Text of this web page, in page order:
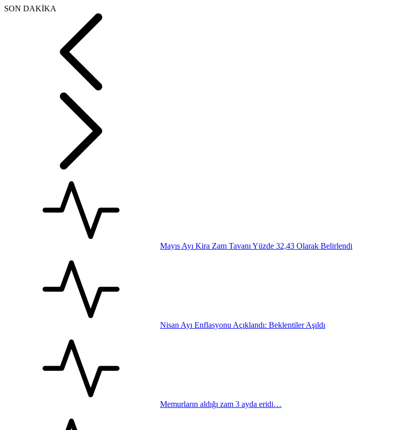
SON DAKİKA
Mayıs Ayı Kira Zam Tavanı Yüzde 32,43 Olarak Belirlendi
Nisan Ayı Enflasyonu Açıklandı: Beklentiler Aşıldı
Memurların aldığı zam 3 ayda eridi…